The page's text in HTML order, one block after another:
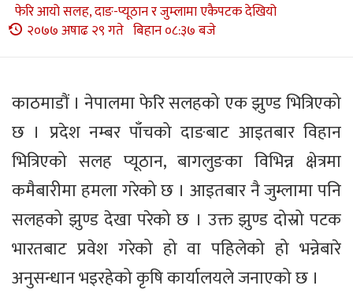
फेरि आयो सलह, दाङ-प्यूठान र जुम्लामा एकैपटक देखियो
२०७७ अषाढ २९ गते बिहान ०८:३७ बजे
काठमाडौं । नेपालमा फेरि सलहको एक झुण्ड भित्रिएको
छ । प्रदेश नम्बर पाँचको दाङबाट आइतबार विहान
भित्रिएको सलह प्यूठान, बागलुङका विभिन्न क्षेत्रमा
कमैबारीमा हमला गरेको छ । आइतबार नै जुम्लामा पनि
सलहको झुण्ड देखा परेको छ । उक्त झुण्ड दोस्रो पटक
भारतबाट प्रवेश गरेको हो वा पहिलेको हो भन्नेबारे
अनुसन्धान भइरहेको कृषि कार्यालयले जनाएको छ ।